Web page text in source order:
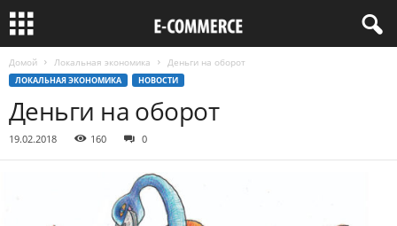
Домой Локальная экономика Деньги на оборот
ЛОКАЛЬНАЯ ЭКОНОМИКА НОВОСТИ
Деньги на оборот
19.02.2018 160 0